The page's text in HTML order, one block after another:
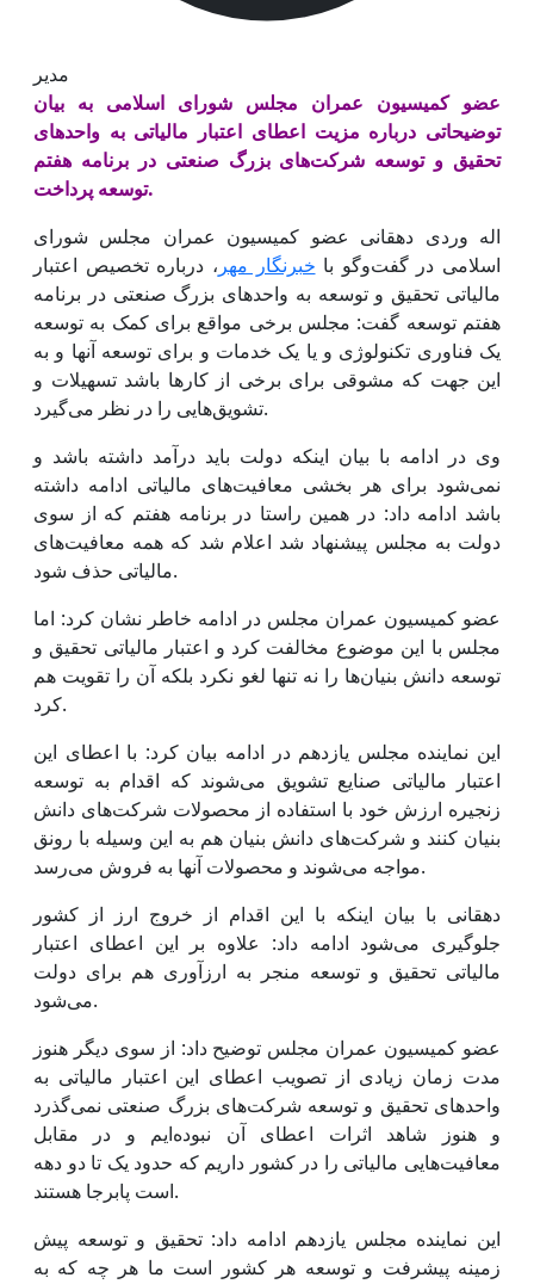
مدیر
عضو کمیسیون عمران مجلس شورای اسلامی به بیان
توضیحاتی درباره مزیت اعطای اعتبار مالیاتی به واحدهای
تحقیق و توسعه شرکت‌های بزرگ صنعتی در برنامه هفتم
توسعه پرداخت.
اله وردی دهقانی عضو کمیسیون عمران مجلس شورای
اسلامی در گفت‌وگو با خبرنگار مهر ، درباره تخصیص اعتبار
مالیاتی تحقیق و توسعه به واحدهای بزرگ صنعتی در برنامه
هفتم توسعه گفت: مجلس برخی مواقع برای کمک به توسعه
یک فناوری تکنولوژی و یا یک خدمات و برای توسعه آنها و به
این جهت که مشوقی برای برخی از کارها باشد تسهیلات و
تشویق‌هایی را در نظر می‌گیرد.
وی در ادامه با بیان اینکه دولت باید درآمد داشته باشد و
نمی‌شود برای هر بخشی معافیت‌های مالیاتی ادامه داشته
باشد ادامه داد: در همین راستا در برنامه هفتم که از سوی
دولت به مجلس پیشنهاد شد اعلام شد که همه معافیت‌های
مالیاتی حذف شود.
عضو کمیسیون عمران مجلس در ادامه خاطر نشان کرد: اما
مجلس با این موضوع مخالفت کرد و اعتبار مالیاتی تحقیق و
توسعه دانش بنیان‌ها را نه تنها لغو نکرد بلکه آن را تقویت هم
کرد.
این نماینده مجلس یازدهم در ادامه بیان کرد: با اعطای این
اعتبار مالیاتی صنایع تشویق می‌شوند که اقدام به توسعه
زنجیره ارزش خود با استفاده از محصولات شرکت‌های دانش
بنیان کنند و شرکت‌های دانش بنیان هم به این وسیله با رونق
مواجه می‌شوند و محصولات آنها به فروش می‌رسد.
دهقانی با بیان اینکه با این اقدام از خروج ارز از کشور
جلوگیری می‌شود ادامه داد: علاوه بر این اعطای اعتبار
مالیاتی تحقیق و توسعه منجر به ارزآوری هم برای دولت
می‌شود.
عضو کمیسیون عمران مجلس توضیح داد: از سوی دیگر هنوز
مدت زمان زیادی از تصویب اعطای این اعتبار مالیاتی به
واحدهای تحقیق و توسعه شرکت‌های بزرگ صنعتی نمی‌گذرد
و هنوز شاهد اثرات اعطای آن نبوده‌ایم و در مقابل
معافیت‌هایی مالیاتی را در کشور داریم که حدود یک تا دو دهه
است پابرجا هستند.
این نماینده مجلس یازدهم ادامه داد: تحقیق و توسعه پیش
زمینه پیشرفت و توسعه هر کشور است ما هر چه که به